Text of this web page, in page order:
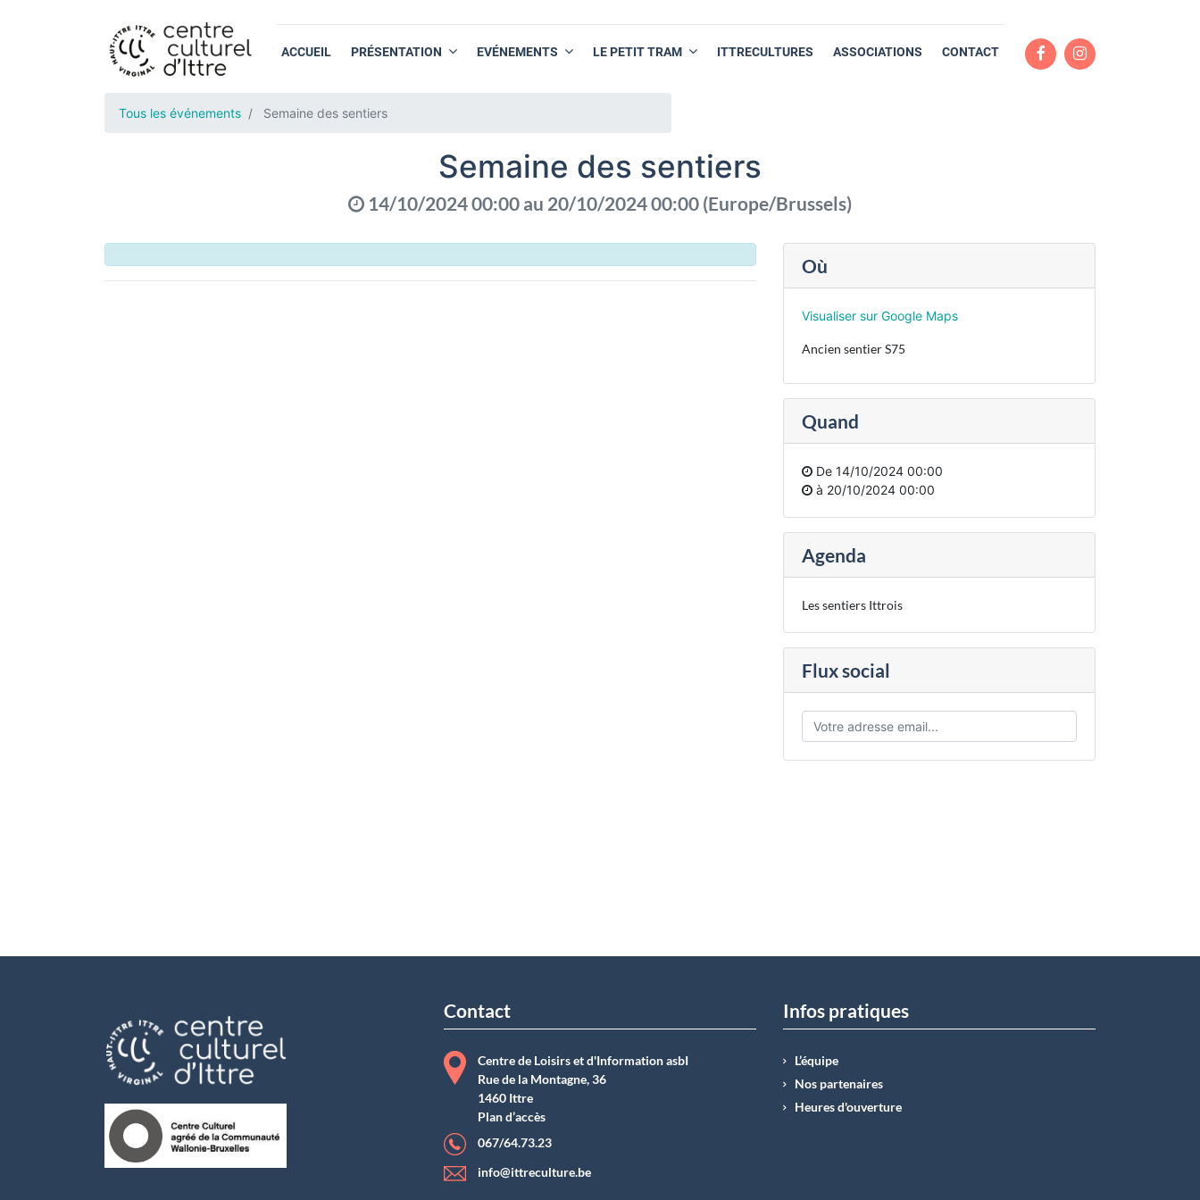
ACCUEIL PRÉSENTATION EVÉNEMENTS LE PETIT TRAM ITTRECULTURES ASSOCIATIONS CONTACT
Tous les événements Semaine des sentiers
Semaine des sentiers
14/10/2024 00:00 au 20/10/2024 00:00 (Europe/Brussels)
Où
Visualiser sur Google Maps
Ancien sentier S75
Quand
De 14/10/2024 00:00
à 20/10/2024 00:00
Agenda
Les sentiers Ittrois
Flux social
Contact
Centre de Loisirs et d'Information asbI
Rue de la Montagne, 36
1460 Ittre
Plan d’accès
067/64.73.23
info@ittreculture.be
Infos pratiques
L’équipe
Nos partenaires
Heures d'ouverture